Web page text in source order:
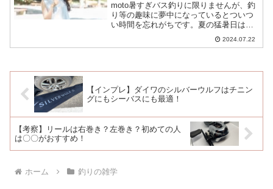
moto暑すぎバス釣りに限りませんが、釣
り等の趣味に夢中になっているとついつ
い時間を忘れがちです。夏の猛暑日は水
面や砂浜の照り返しもあり、釣りにでか
けた際は注意が必要です！そんな猛暑日
2024.07.22
【インプレ】ダイワのシルバーウルフはチニン
グにもシーバスにも最適！
【考察】リールは右巻き？左巻き？初めての人
は〇〇がおすすめ！
ホーム 釣りの雑学